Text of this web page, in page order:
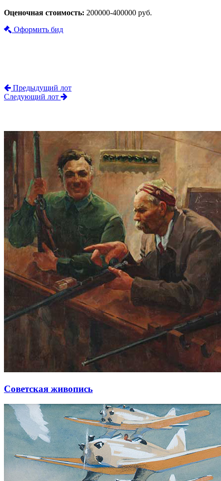
Оценочная стоимость: 200000-400000 руб.
Оформить бид
Предыдущий лот
Следующий лот
Советская живопись